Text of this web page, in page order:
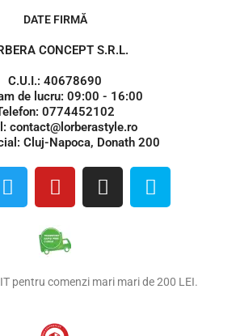
DATE FIRMĂ
CONCEPT S.R.L.
C.U.I.: 40678690
de lucru: 09:00 - 16:00
0774452102
contact@lorberastyle.ro
Cluj-Napoca, Donath 200
T
w
e
Y
o
t
u
b
I
n
g
S
k
pentru comenzi mari mari de 200 LEI.